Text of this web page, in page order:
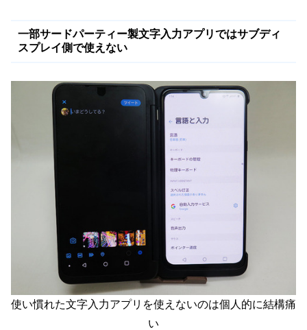
一部サードパーティー製文字入力アプリではサブディ
スプレイ側で使えない
使い慣れた文字入力アプリを使えないのは個人的に結構痛
い